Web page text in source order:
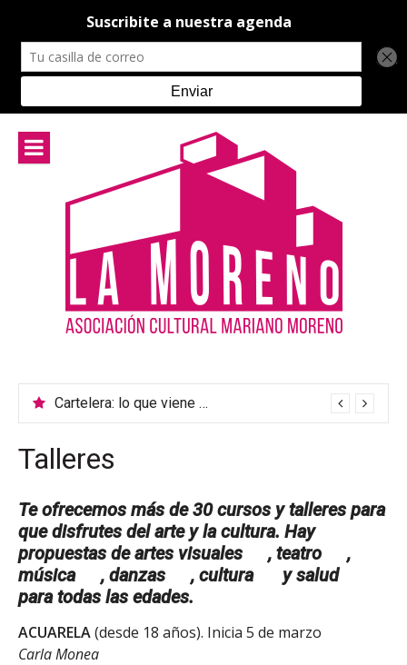
contenido
Cartelera: lo que viene en el teatro de La Moreno
Talleres
Te ofrecemos más de 30 cursos y talleres para
que disfrutes del arte y la cultura. Hay
propuestas de artes visuales
, teatro
,
música
, danzas , cultura
y salud
para todas las edades.
ACUARELA(desde 18 años). Inicia 5 de marzo
Carla Monea